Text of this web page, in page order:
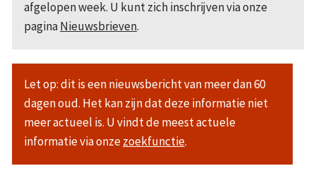
afgelopen week. U kunt zich inschrijven via onze
paginaNieuwsbrieven.
Let op: dit is een nieuwsbericht van meer dan 60
dagen oud. Het kan zijn dat deze informatie niet
meer actueel is. U vindt de meest actuele
informatie via onzezoekfunctie.